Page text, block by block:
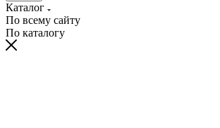
Каталог
По всему сайту
По каталогу